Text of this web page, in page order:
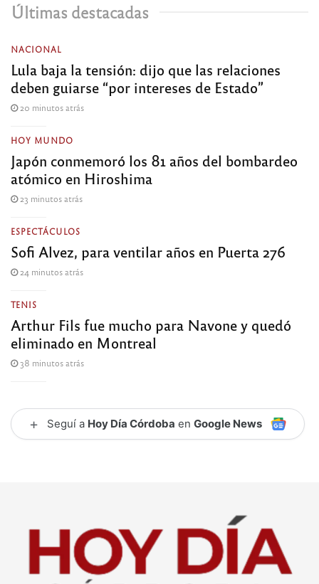
Últimas destacadas
NACIONAL
Lula baja la tensión: dijo que las relaciones
deben guiarse “por intereses de Estado”
20 minutos atrás
HOY MUNDO
Japón conmemoró los 81 años del bombardeo
atómico en Hiroshima
23 minutos atrás
ESPECTÁCULOS
Sofi Alvez, para ventilar años en Puerta 276
24 minutos atrás
TENIS
Arthur Fils fue mucho para Navone y quedó
eliminado en Montreal
38 minutos atrás
+ Seguí a Hoy Día Córdoba en Google News